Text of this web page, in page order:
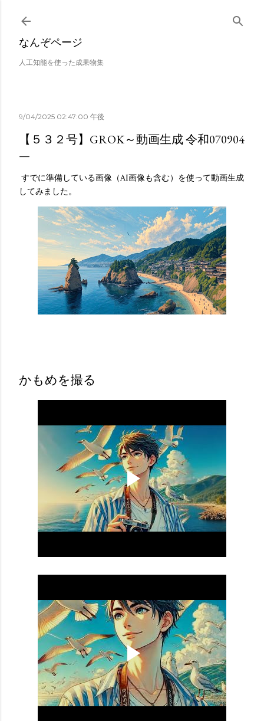
スキップしてメイン コンテンツに移動
なんぞページ
人工知能を使った成果物集
9/04/2025 02:47:00 午後
【５３２号】GROK～動画生成 令和070904
すでに準備している画像（AI画像も含む）を使って動画生成
してみました。
かもめを撮る